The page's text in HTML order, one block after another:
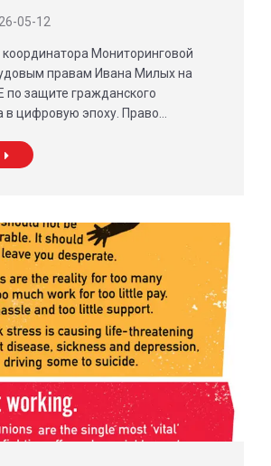
05-12
координатора Мониторинговой
правам Ивана Милых на
по защите гражданского
в цифровую эпоху. Право…